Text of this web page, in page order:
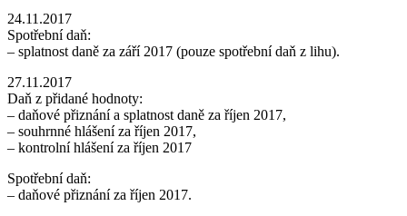
24.11.2017
Spotřební daň:
– splatnost daně za září 2017 (pouze spotřební daň z lihu).
27.11.2017
Daň z přidané hodnoty:
– daňové přiznání a splatnost daně za říjen 2017,
– souhrnné hlášení za říjen 2017,
– kontrolní hlášení za říjen 2017
Spotřební daň:
– daňové přiznání za říjen 2017.